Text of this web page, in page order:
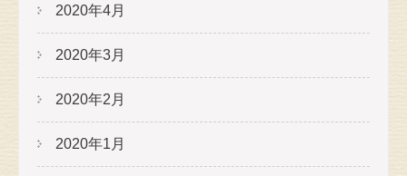
2020年4月
2020年3月
2020年2月
2020年1月